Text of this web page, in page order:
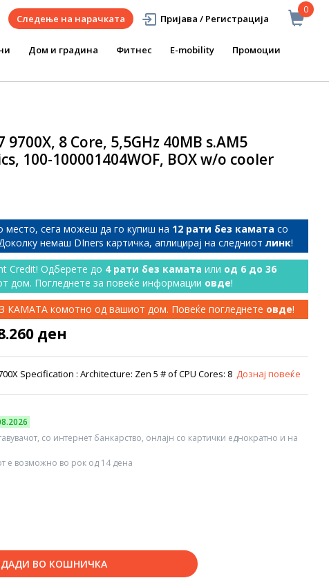
0
Следење на нарачката Пријава / Регистрација
Дом и градина Фитнес E-mobility Промоции
9700X, 8 Core, 5,5GHz 40MB s.AM5
100-100001404WOF, BOX w/o cooler
место, сега можеш да го купиш на 12 рати без камата со
немаш DIners картичка, аплицирај на следниот линк!
Credit! Одберете до 4 рати без камата или од 6 до 36
дом. Погледнете за повеќе информации овде!
КАМАТА комотно од вашиот дом. Повеќе погледнете овде!
ден
Specification : Architecture: Zen 5 # of CPU Cores: 8 Дознај повеќе
со интернет банкарство, онлајн со картички еднократно и на
е возможно во рок од 14 дена
ВО КОШНИЧКА